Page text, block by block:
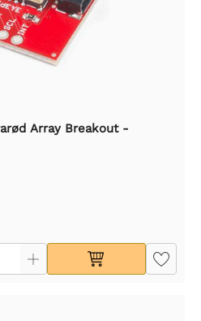
Array Breakout -